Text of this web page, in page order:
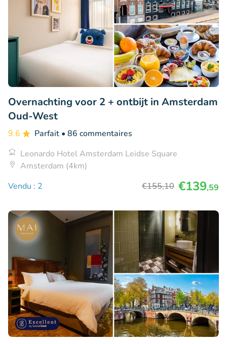
Overnachting voor 2 + ontbijt in Amsterdam
Oud-West
9.6 Parfait • 86 commentaires
Leonardo Hotel Amsterdam Leidse Square
Amsterdam (4km)
Vendu : 2
€155,10 €139,59